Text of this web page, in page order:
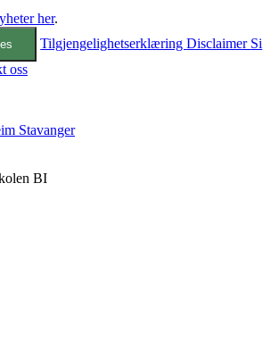
her.
TilgjengelighetserklæringDisclaimer Si
oss
Stavanger
BI